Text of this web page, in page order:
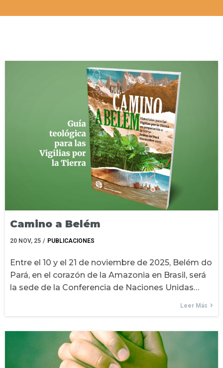
Camino a Belém
20 NOV, 25 / PUBLICACIONES
Entre el 10 y el 21 de noviembre de 2025, Belém do
Pará, en el corazón de la Amazonia en Brasil, será
la sede de la Conferencia de Naciones Unidas…
Leer Más